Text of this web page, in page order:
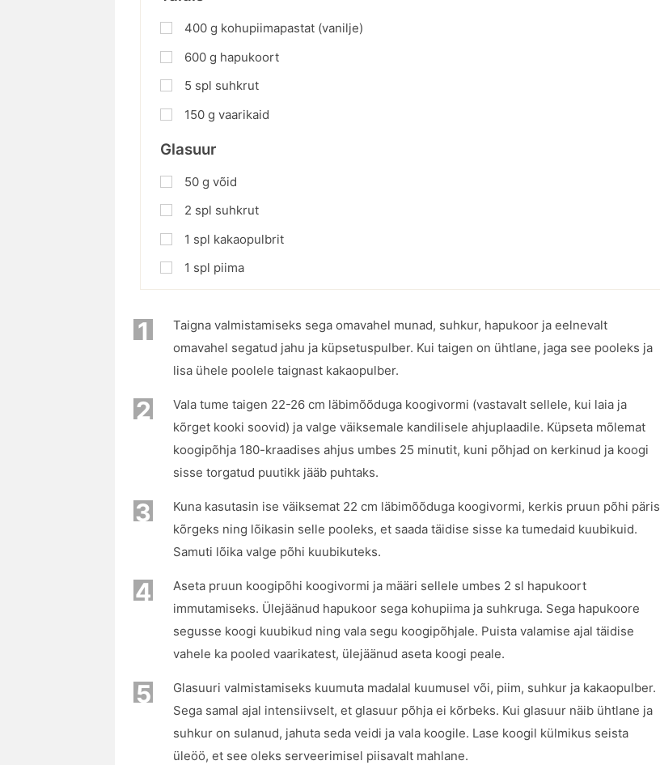
400 g kohupiimapastat (vanilje)
600 g hapukoort
5 spl suhkrut
150 g vaarikaid
Glasuur
50 g võid
2 spl suhkrut
1 spl kakaopulbrit
1 spl piima
1
Taigna valmistamiseks sega omavahel munad, suhkur, hapukoor ja eelnevalt
omavahel segatud jahu ja küpsetuspulber. Kui taigen on ühtlane, jaga see pooleks ja
lisa ühele poolele taignast kakaopulber.
2
Vala tume taigen 22-26 cm läbimõõduga koogivormi (vastavalt sellele, kui laia ja
kõrget kooki soovid) ja valge väiksemale kandilisele ahjuplaadile. Küpseta mõlemat
koogipõhja 180-kraadises ahjus umbes 25 minutit, kuni põhjad on kerkinud ja koogi
sisse torgatud puutikk jääb puhtaks.
3
Kuna kasutasin ise väiksemat 22 cm läbimõõduga koogivormi, kerkis pruun põhi päris
kõrgeks ning lõikasin selle pooleks, et saada täidise sisse ka tumedaid kuubikuid.
Samuti lõika valge põhi kuubikuteks.
4
Aseta pruun koogipõhi koogivormi ja määri sellele umbes 2 sl hapukoort
immutamiseks. Ülejäänud hapukoor sega kohupiima ja suhkruga. Sega hapukoore
segusse koogi kuubikud ning vala segu koogipõhjale. Puista valamise ajal täidise
vahele ka pooled vaarikatest, ülejäänud aseta koogi peale.
5
Glasuuri valmistamiseks kuumuta madalal kuumusel või, piim, suhkur ja kakaopulber.
Sega samal ajal intensiivselt, et glasuur põhja ei kõrbeks. Kui glasuur näib ühtlane ja
suhkur on sulanud, jahuta seda veidi ja vala koogile. Lase koogil külmikus seista
üleöö, et see oleks serveerimisel piisavalt mahlane.